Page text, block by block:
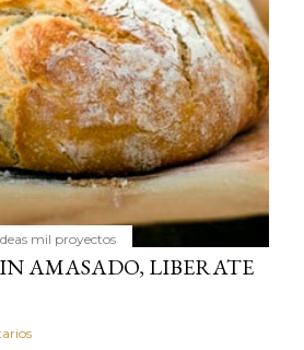
mil proyectos
AMASADO, LIBERATE